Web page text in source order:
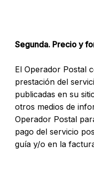
Segunda. Precio y
El Operador Postal
prestación del
publicadas en su
otros medios de
Operador Postal
pago del servicio
guía y/o en la